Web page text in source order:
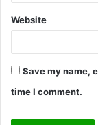
Website
Save my name,
time I comment.